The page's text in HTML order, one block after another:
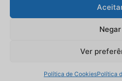
Negar
Ver
Política de CookiesPolítica